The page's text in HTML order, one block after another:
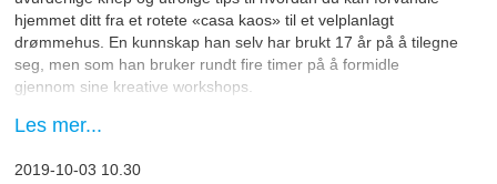
hjemmet ditt fra et rotete «casa kaos» til et velplanlagt
drømmehus. En kunnskap han selv har brukt 17 år på å tilegne
seg, men som han bruker rundt fire timer på å formidle
gjennom sine kreative workshops.
Maksimal utnyttelse
eget drømmehus. Praten går livlig mens vi går fra rom til rom.
Les mer...
2019-10-03 10.30